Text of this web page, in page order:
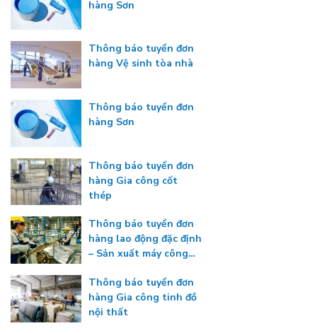
hàng Sơn
Thông báo tuyển đơn
hàng Vệ sinh tòa nhà
Thông báo tuyển đơn
hàng Sơn
Thông báo tuyển đơn
hàng Gia công cốt
thép
Thông báo tuyển đơn
hàng lao động đặc định
– Sản xuất máy công
Thông báo tuyển đơn
hàng Gia công tinh đồ
nội thất